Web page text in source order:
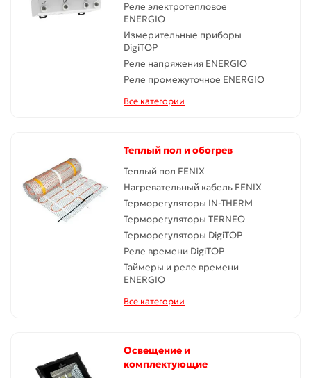
Реле электротепловое
ENERGIO
Измерительные приборы
DigiTOP
Реле напряжения ENERGIO
Реле промежуточное ENERGIO
Все категории
Теплый пол и обогрев
Теплый пол FENIX
Нагревательный кабель FENIX
Терморегуляторы IN-THERM
Терморегуляторы TERNEO
Терморегуляторы DigiTOP
Реле времени DigiTOP
Таймеры и реле времени
ENERGIO
Все категории
Освещение и
комплектующие